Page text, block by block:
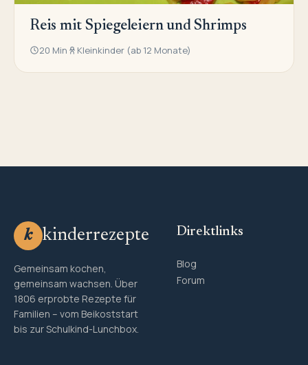
Reis mit Spiegeleiern und Shrimps
20 Min Kleinkinder (ab 12 Monate)
k kinderrezepte
Gemeinsam kochen,
gemeinsam wachsen. Über
1806 erprobte Rezepte für
Familien – vom Beikoststart
bis zur Schulkind-Lunchbox.
Direktlinks
Blog
Forum